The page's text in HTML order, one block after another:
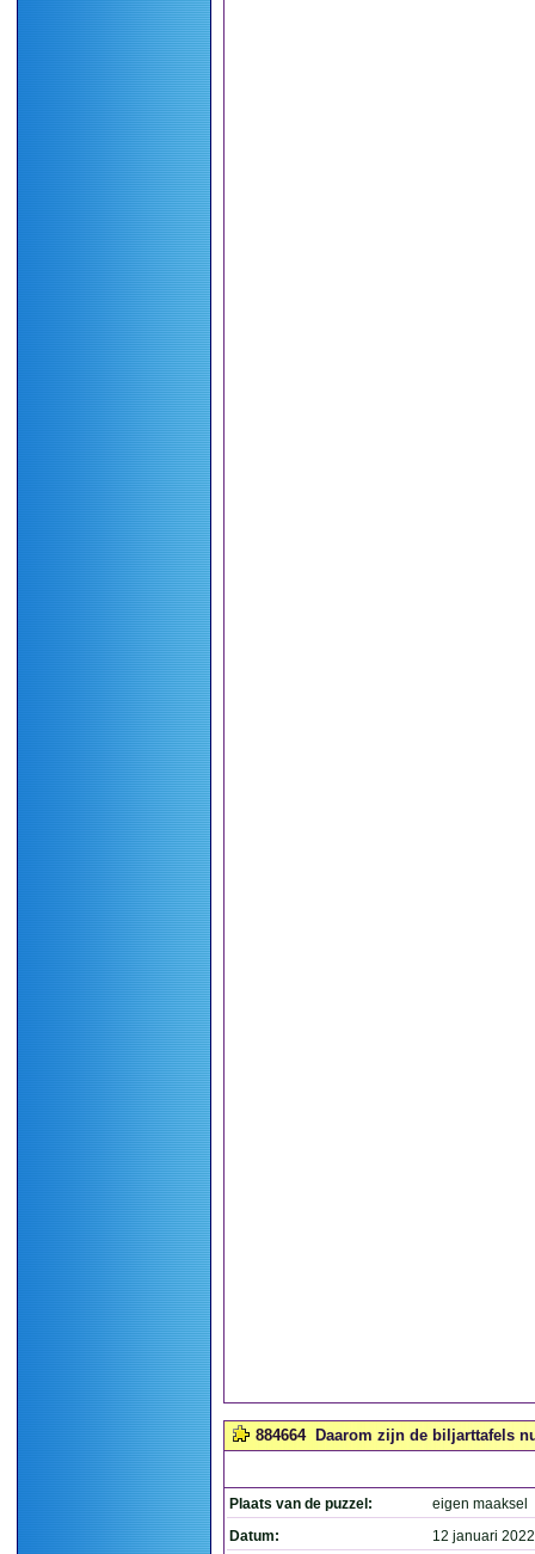
884664 Daarom zijn de biljarttafels
Plaats van de puzzel:
eigen maaksel
Datum:
12 januari